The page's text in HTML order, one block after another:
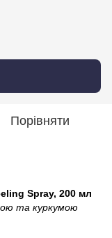
Порівняти
Spray, 200 мл
та куркумою